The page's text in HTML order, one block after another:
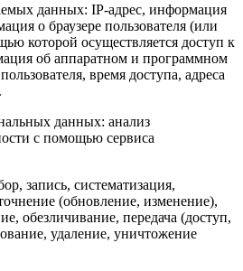
данных: IP-адрес, информация
о браузере пользователя (или
которой осуществляется доступ к
об аппаратном и программном
время доступа, адреса
данных: анализ
с помощью сервиса
запись, систематизация,
(обновление, изменение),
обезличивание, передача (доступ,
удаление, уничтожение